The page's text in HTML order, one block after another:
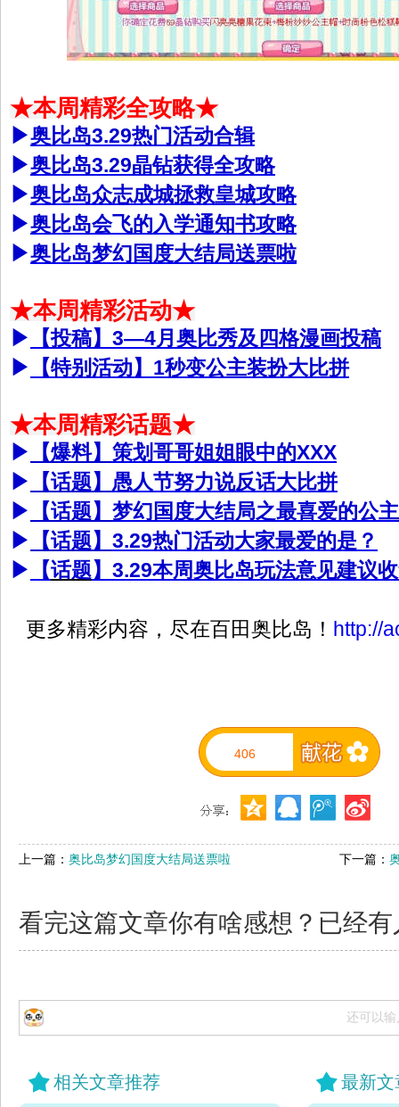
★本周精彩全攻略★
▶奥比岛3.29热门活动合辑
▶奥比岛3.29晶钻获得全攻略
▶奥比岛众志成城拯救皇城攻略
▶奥比岛会飞的入学通知书攻略
▶奥比岛梦幻国度大结局送票啦
★本周精彩活动★
▶
【投稿】3—4月奥比秀及四格漫画投稿
▶
【特别活动】1秒变公主装扮大比拼
★本周精彩话题★
▶ 【爆料】 策划哥哥姐姐眼中的XXX
▶
【话题】 愚人节努力说反话大比拼
▶
【话题】 梦幻国度大结局之最喜爱的公主
▶
【话题】 3.29热门活动大家最爱的是？
▶
【话题】3.29本周奥比岛玩法意见建议
更多精彩内容，尽在百田奥比岛！ http://
406
上一篇： 奥比岛梦幻国度大结局送票啦 下一篇：
看完这篇文章你有啥感想？已经有
还可以输
相关文章推荐 最新文